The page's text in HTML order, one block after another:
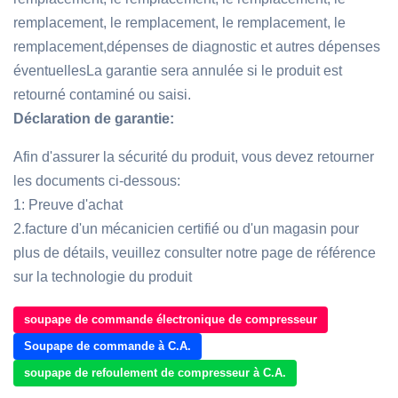
remplacement, le remplacement, le remplacement, le
remplacement,dépenses de diagnostic et autres dépenses
éventuellesLa garantie sera annulée si le produit est
retourné contaminé ou saisi.
Déclaration de garantie:
Afin d'assurer la sécurité du produit, vous devez retourner
les documents ci-dessous:
1: Preuve d'achat
2.facture d'un mécanicien certifié ou d'un magasin pour
plus de détails, veuillez consulter notre page de référence
sur la technologie du produit
soupape de commande électronique de compresseur
Soupape de commande à C.A.
soupape de refoulement de compresseur à C.A.